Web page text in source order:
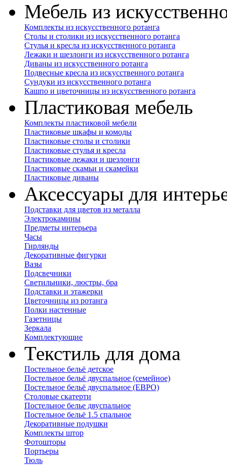
Мебель из
Комплекты из искусственного ротанга
Столы и столики из искусственного ротанга
Стулья и кресла из искусственного ротанга
Лежаки и шезлонги из искусственного ротанга
Диваны из искусственного ротанга
Подвесные кресла из искусственного ротанга
Сундуки из искусственного ротанга
Кашпо и цветочницы из искусственного ротанга
Пластиковая мебель
Комплекты пластиковой мебели
Пластиковые шкафы и комоды
Пластиковые столы и столики
Пластиковые стулья и кресла
Пластиковые лежаки и шезлонги
Пластиковые скамьи и скамейки
Пластиковые диваны
Аксессуары для
Подставки для цветов из металла
Электрокамины
Предметы интерьера
Часы
Гирлянды
Декоративные фигурки
Вазы
Подсвечники
Светильники, люстры, бра
Подставки и этажерки
Цветочницы из ротанга
Полки настенные
Газетницы
Зеркала
Комплектующие
Текстиль для дома
Постельное бельё детское
Постельное бельё двуспальное (семейное)
Постельное бельё двуспальное (ЕВРО)
Столовые скатерти
Постельное белье двуспальное
Постельное бельё 1.5 спальное
Декоративные подушки
Комплекты штор
Фотошторы
Портьеры
Тюль